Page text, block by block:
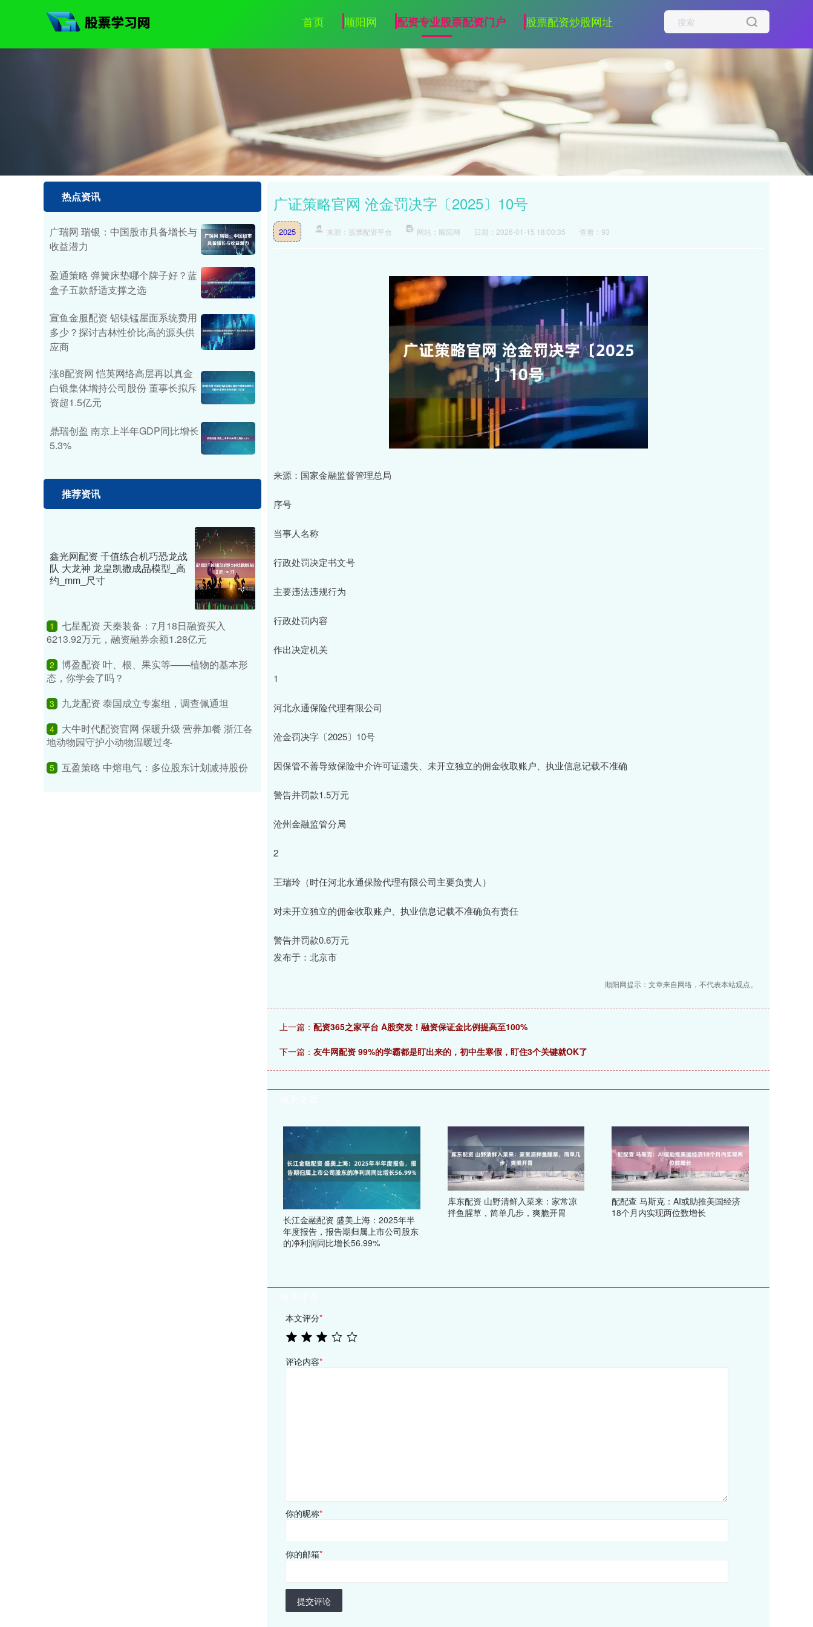
首页 顺阳网 配资专业股票配资门户 股票配资炒股网址
广证策略官网 沧金罚决字〔2025〕10号
2025 来源：股票配资平台 网站：顺阳网 日期：2026-01-15 18:00:35 查看：93
来源：国家金融监督管理总局
序号
当事人名称
行政处罚决定书文号
主要违法违规行为
行政处罚内容
作出决定机关
1
河北永通保险代理有限公司
沧金罚决字〔2025〕10号
因保管不善导致保险中介许可证遗失、未开立独立的佣金收取账户、执业信息记载不准确
警告并罚款1.5万元
沧州金融监管分局
2
王瑞玲（时任河北永通保险代理有限公司主要负责人）
对未开立独立的佣金收取账户、执业信息记载不准确负有责任
警告并罚款0.6万元
发布于：北京市
顺阳网提示：文章来自网络，不代表本站观点。
上一篇： 配资365之家平台 A股突发！融资保证金比例提高至100%
下一篇： 友牛网配资 99%的学霸都是盯出来的，初中生寒假，盯住3个关键就OK了
长江金融配资 盛美上海：2025年半
年度报告，报告期归属上市公司股东
的净利润同比增长56.99%
库东配资 山野清鲜入菜来：家常凉
拌鱼腥草，简单几步，爽脆开胃
配配查 马斯克：AI或助推美国经济
18个月内实现两位数增长
本文评分*
评论内容*
你的昵称*
你的邮箱*
提交评论
热点资讯
广瑞网 瑞银：中国股市具备增长与
收益潜力
盈通策略 弹簧床垫哪个牌子好？蓝
盒子五款舒适支撑之选
宣鱼金服配资 铝镁锰屋面系统费用
多少？探讨吉林性价比高的源头供
应商
涨8配资网 恺英网络高层再以真金
白银集体增持公司股份 董事长拟斥
资超1.5亿元
鼎瑞创盈 南京上半年GDP同比增长
5.3%
推荐资讯
鑫光网配资 千值练合机巧恐龙战
队 大龙神 龙皇凯撒成品模型_高
约_mm_尺寸
1
七星配资 天秦装备：7月18日融资买入
6213.92万元，融资融券余额1.28亿元
2
博盈配资 叶、根、果实等——植物的基本形
态，你学会了吗？
3 九龙配资 泰国成立专案组，调查佩通坦
4
大牛时代配资官网 保暖升级 营养加餐 浙江各
地动物园守护小动物温暖过冬
5 互盈策略 中熔电气：多位股东计划减持股份